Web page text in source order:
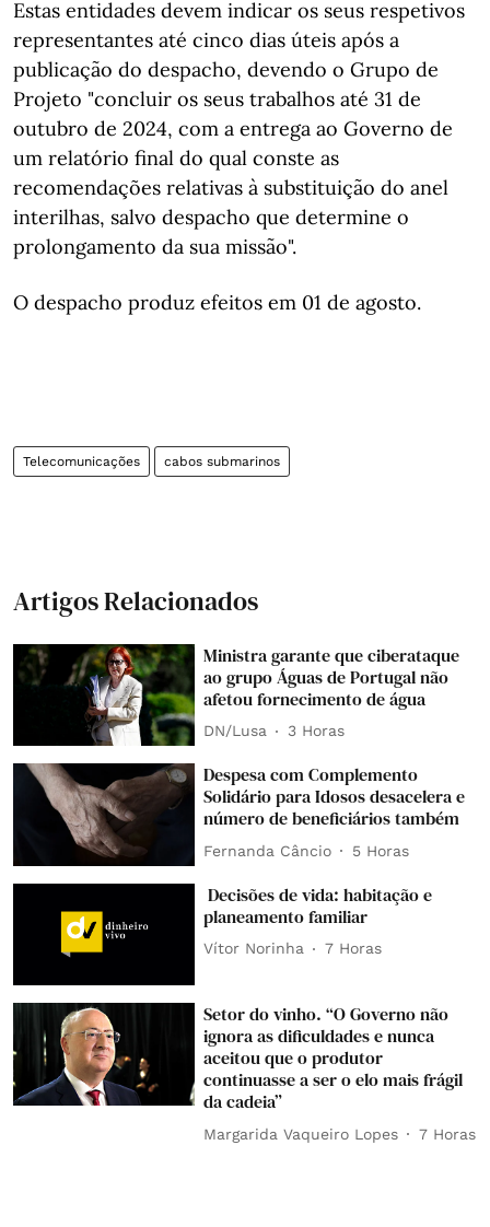
Estas entidades devem indicar os seus respetivos
representantes até cinco dias úteis após a
publicação do despacho, devendo o Grupo de
Projeto "concluir os seus trabalhos até 31 de
outubro de 2024, com a entrega ao Governo de
um relatório final do qual conste as
recomendações relativas à substituição do anel
interilhas, salvo despacho que determine o
prolongamento da sua missão".
O despacho produz efeitos em 01 de agosto.
Telecomunicações cabos submarinos
Artigos Relacionados
Ministra garante que ciberataque
ao grupo Águas de Portugal não
afetou fornecimento de água
DN/Lusa 3 Horas
Despesa com Complemento
Solidário para Idosos desacelera e
número de beneficiários também
Fernanda Câncio 5 Horas
Decisões de vida: habitação e
planeamento familiar
Vítor Norinha 7 Horas
Setor do vinho. “O Governo não
ignora as dificuldades e nunca
aceitou que o produtor
continuasse a ser o elo mais frágil
da cadeia”
Margarida Vaqueiro Lopes 7 Horas